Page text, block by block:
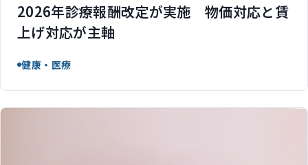
2026年診療報酬改定が実施 物価対応と賃
上げ対応が主軸
健康・医療